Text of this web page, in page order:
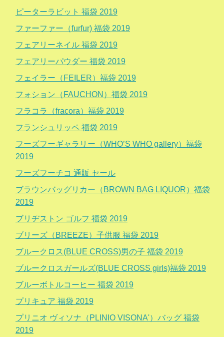
ピーターラビット 福袋 2019
ファーファー（furfur) 福袋 2019
フェアリーネイル 福袋 2019
フェアリーパウダー 福袋 2019
フェイラー（FEILER）福袋 2019
フォション（FAUCHON）福袋 2019
フラコラ（fracora）福袋 2019
フランシュリッペ 福袋 2019
フーズフーギャラリー（WHO’S WHO gallery）福袋
2019
フーズフーチコ 通販 セール
ブラウンバッグリカー（BROWN BAG LIQUOR）福袋
2019
ブリヂストン ゴルフ 福袋 2019
ブリーズ（BREEZE）子供服 福袋 2019
ブルークロス(BLUE CROSS)男の子 福袋 2019
ブルークロスガールズ(BLUE CROSS girls)福袋 2019
ブルーボトルコーヒー 福袋 2019
プリキュア 福袋 2019
プリニオ ヴィソナ（PLINIO VISONA'）バッグ 福袋
2019